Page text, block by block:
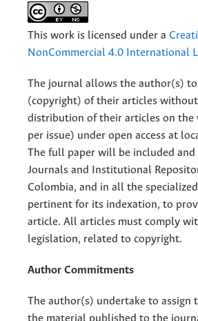
This work is licensed under a
NonCommercial 4.0 International
The journal allows the author(s)
(copyright) of their articles
distribution of their articles on the
per issue) under open access at
The full paper will be included
Journals and Institutional
Colombia, and in all the
pertinent for its indexation, to
article. All articles must comply
legislation, related to copyright.
Author Commitments
The author(s) undertake to